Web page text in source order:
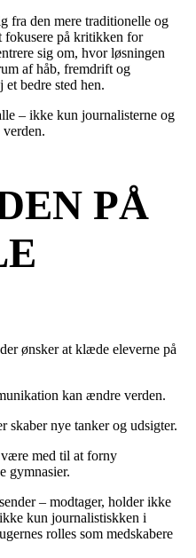
fra den mere traditionelle og
på kritikken for
sig om, hvor løsningen
af håb, fremdrift og
bedre sted hen.
– ikke kun journalisterne og
PÅ
ønsker at klæde eleverne på
kan ændre verden.
skaber nye tanker og udsigter.
med til at forny
gymnasier.
– modtager, holder ikke
kun journalistiskken i
rolles som medskabere